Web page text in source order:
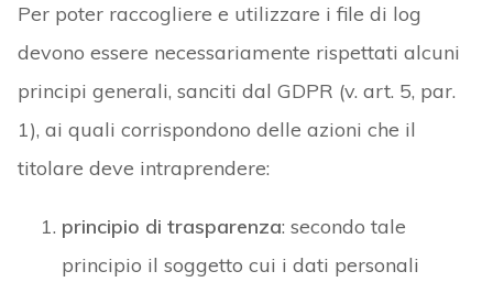
Per poter raccogliere e utilizzare i file di log
devono essere necessariamente rispettati alcuni
principi generali, sanciti dal GDPR (v. art. 5, par.
1), ai quali corrispondono delle azioni che il
titolare deve intraprendere:
principio di trasparenza: secondo tale
principio il soggetto cui i dati personali